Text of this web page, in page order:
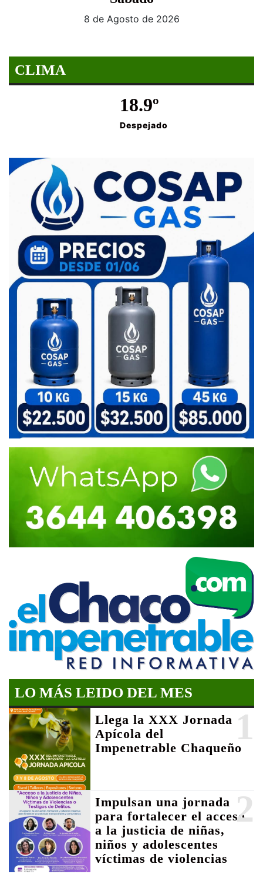
8 de Agosto de 2026
CLIMA
18.9º
Despejado
LO MÁS LEIDO DEL MES
1
Llega la XXX Jornada
Apícola del
Impenetrable Chaqueño
2
Impulsan una jornada
para fortalecer el acceso
a la justicia de niñas,
niños y adolescentes
víctimas de violencias